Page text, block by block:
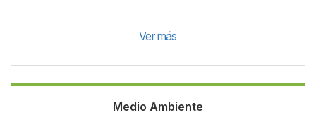
Ver más
Medio Ambiente